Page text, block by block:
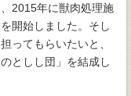
2015年に獣肉処理施
開始しました。そし
ってもらいたいと、
としし団」を結成し